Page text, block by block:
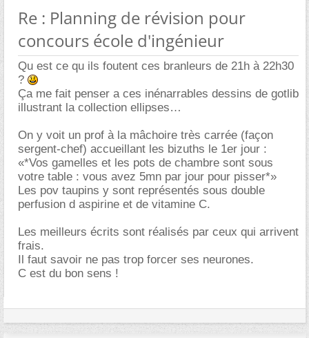
Re : Planning de révision pour
concours école d'ingénieur
Qu est ce qu ils foutent ces branleurs de 21h à 22h30
?
Ça me fait penser a ces inénarrables dessins de gotlib
illustrant la collection ellipses
On y voit un prof à la mâchoire très carrée (façon
sergent-chef) accueillant les bizuths le 1er jour :
«*Vos gamelles et les pots de chambre sont sous
votre table : vous avez 5mn par jour pour pisser*»
Les pov taupins y sont représentés sous double
perfusion d aspirine et de vitamine C.
Les meilleurs écrits sont réalisés par ceux qui arrivent
frais.
Il faut savoir ne pas trop forcer ses neurones.
C est du bon sens !